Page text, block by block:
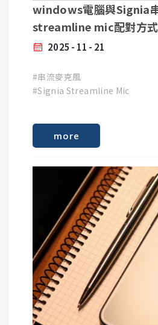
線」
步驟5 :
高手機音量。
步驟6 :
「是」。
**Vibe App是透過聲音與助聽器
機音量過小可能導致設定失敗
設定完成，點選「開始吧!」就
調整您的Vibe助聽器
Vibe App提供音量、以及音色平
挪移中間的調整鈕調整助聽器。
21
11
2025
windows電腦與Signia
streamline mic配對方式
#串流麥克風
#Signia Streamline Mic
more